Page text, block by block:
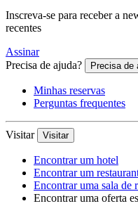
Inscreva-se para receber a
recentes
Assinar
Precisa de ajuda?
Precisa de
Minhas reservas
Perguntas frequentes
Visitar Visitar
Encontrar um hotel
Encontrar um
Encontrar uma sala de
Encontrar uma oferta